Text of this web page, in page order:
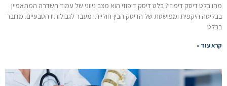
מהו בלט דיסק דיפוזי? בלט דיסק דיפוזי הוא מצב ניווני של עמוד השדרה המתאפיין
בבליטה היקפית ומפושטת של הדיסק הבין-חולייתי מעבר לגבולותיו הטבעיים. מדובר
בבלט
קרא עוד »